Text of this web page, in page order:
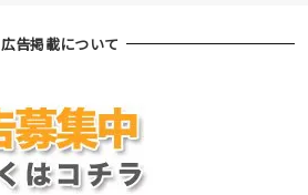
広告掲載について